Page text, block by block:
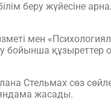
беру жүйесіне
мен
бойынша құзыреттер
Стельмах сөз
жасады.